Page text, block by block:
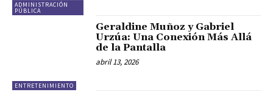
ADMINISTRACIÓN
PÚBLICA
ENTRETENIMIENTO
Geraldine Muñoz y Gabriel
Urzúa: Una Conexión Más Allá
de la Pantalla
abril 13, 2026